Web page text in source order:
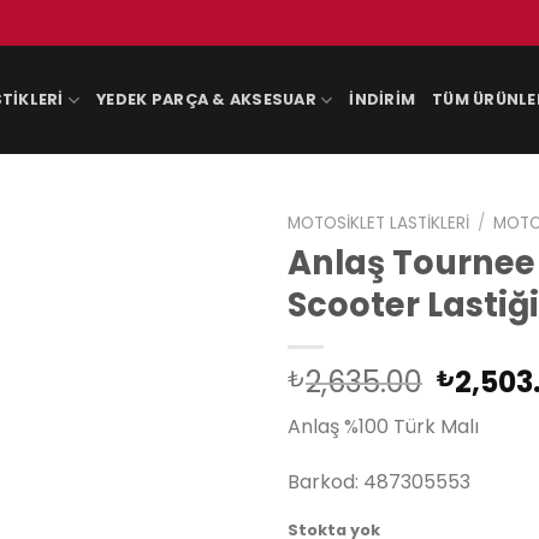
YEDEK PARÇA & AKSESUAR İNDIRIM TÜM
MOTOSIKLET LASTIKLERI /
Anlaş Tournee
Scooter Lastiği
₺2,635.00
fiyat:
₺
Anlaş %100 Türk Malı
Barkod: 487305553
Stokta yok